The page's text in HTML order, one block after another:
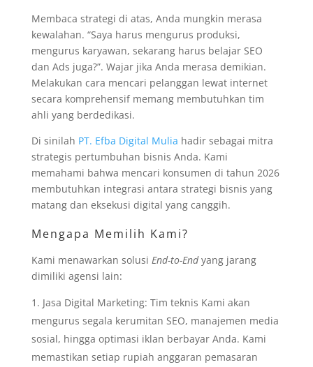
Membaca strategi di atas, Anda mungkin merasa
kewalahan. “Saya harus mengurus produksi,
mengurus karyawan, sekarang harus belajar SEO
dan Ads juga?”. Wajar jika Anda merasa demikian.
Melakukan cara mencari pelanggan lewat internet
secara komprehensif memang membutuhkan tim
ahli yang berdedikasi.
Di sinilah PT. Efba Digital Mulia hadir sebagai mitra
strategis pertumbuhan bisnis Anda. Kami
memahami bahwa mencari konsumen di tahun 2026
membutuhkan integrasi antara strategi bisnis yang
matang dan eksekusi digital yang canggih.
Mengapa Memilih Kami?
Kami menawarkan solusi End-to-Endyang jarang
dimiliki agensi lain:
Jasa Digital Marketing: Tim teknis Kami akan
mengurus segala kerumitan SEO, manajemen media
sosial, hingga optimasi iklan berbayar Anda. Kami
memastikan setiap rupiah anggaran pemasaran